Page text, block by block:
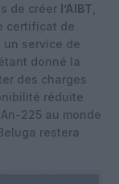
de créer l’AIBT
certificat de
un service de
donné la
des charges
réduite
225 au monde
restera